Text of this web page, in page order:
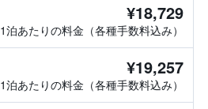
¥18,729
1泊あたりの料金（各種手数料込み）
¥19,257
1泊あたりの料金（各種手数料込み）